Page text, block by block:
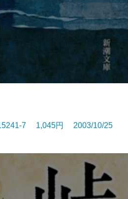
7 1,045円 2003/10/25